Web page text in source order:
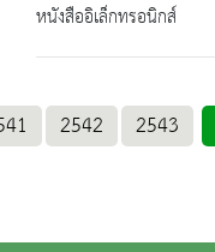
หนังสืออิเล็กทรอนิกส์
2542 2543